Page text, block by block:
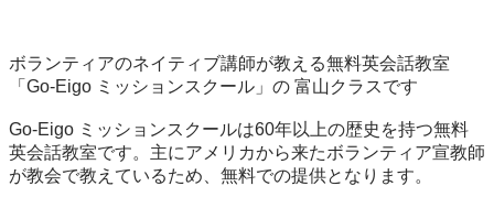
ボランティアのネイティブ講師が教える無料英会話教室
「Go-Eigo ミッションスクール」の 富山クラスです
Go-Eigo ミッションスクールは60年以上の歴史を持つ無料
英会話教室です。主にアメリカから来たボランティア宣教師
が教会で教えているため、無料での提供となります。